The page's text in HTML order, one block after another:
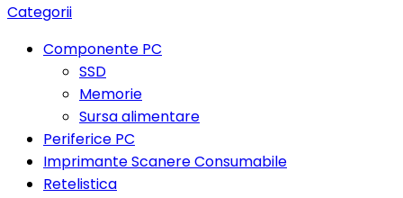
Categorii
Componente PC
SSD
Memorie
Sursa alimentare
Periferice PC
Imprimante Scanere Consumabile
Retelistica